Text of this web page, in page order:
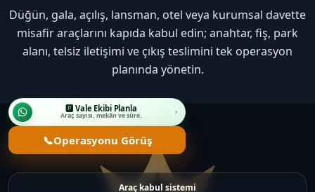
Düğün, gala, açılış, lansman, otel veya kurumsal davette
misafir araçlarını kapıda kabul edin; anahtar, fiş, park
alanı, telsiz iletişimi ve çıkış teslimini tek operasyon
planında yönetin.
🅿️ Vale Ekibi Planla
Araç sayısı, mekân ve süre.
📞Operasyonu Görüş
Araç kabul sistemi